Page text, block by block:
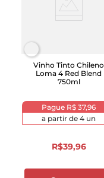
Vinho Tinto Chileno
Loma 4 Red Blend
750ml
Pague R$ 37,96
a partir de 4 un
R$39,96